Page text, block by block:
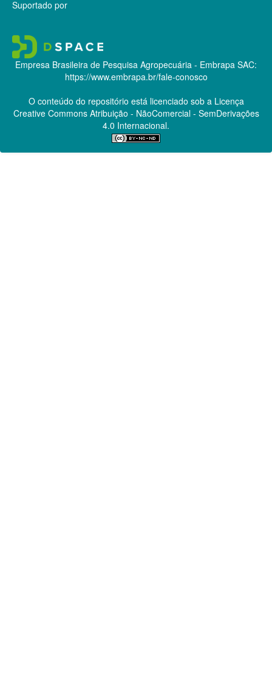
Suportado por
Empresa Brasileira de Pesquisa Agropecuária - Embrapa SAC:
https://www.embrapa.br/fale-conosco
O conteúdo do repositório está licenciado sob a Licença
Creative CommonsAtribuição - NãoComercial - SemDerivações
4.0 Internacional.